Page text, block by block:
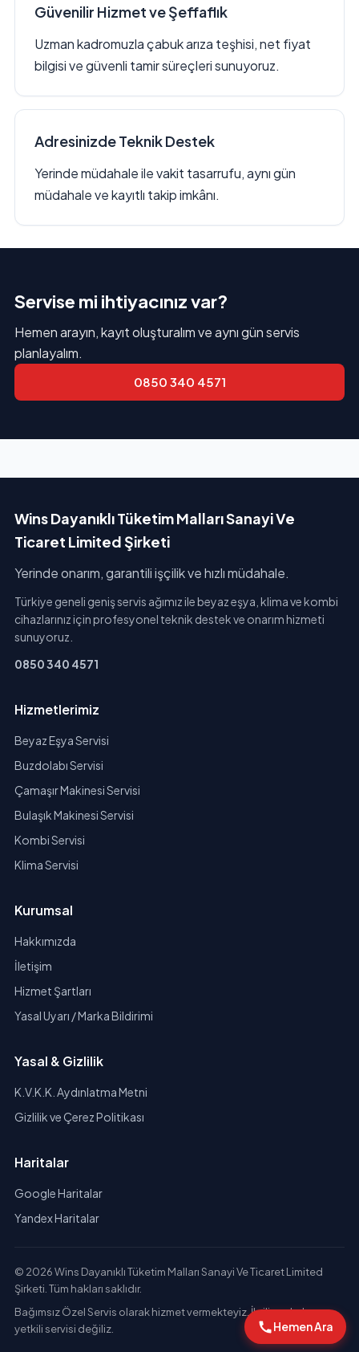
Güvenilir Hizmet ve Şeffaflık
Uzman kadromuzla çabuk arıza teşhisi, net fiyat
bilgisi ve güvenli tamir süreçleri sunuyoruz.
Adresinizde Teknik Destek
Yerinde müdahale ile vakit tasarrufu, aynı gün
müdahale ve kayıtlı takip imkânı.
Servise mi ihtiyacınız var?
Hemen arayın, kayıt oluşturalım ve aynı gün servis
planlayalım.
0850 340 4571
Wins Dayanıklı Tüketim Malları Sanayi Ve
Ticaret Limited Şirketi
Yerinde onarım, garantili işçilik ve hızlı müdahale.
Türkiye geneli geniş servis ağımız ile beyaz eşya, klima ve kombi
cihazlarınız için profesyonel teknik destek ve onarım hizmeti
sunuyoruz.
0850 340 4571
Hizmetlerimiz
Beyaz Eşya Servisi
Buzdolabı Servisi
Çamaşır Makinesi Servisi
Bulaşık Makinesi Servisi
Kombi Servisi
Klima Servisi
Kurumsal
Hakkımızda
İletişim
Hizmet Şartları
Yasal Uyarı / Marka Bildirimi
Yasal & Gizlilik
K.V.K.K. Aydınlatma Metni
Gizlilik ve Çerez Politikası
Haritalar
Google Haritalar
Yandex Haritalar
© 2026 Wins Dayanıklı Tüketim Malları Sanayi Ve Ticaret Limited
Şirketi. Tüm hakları saklıdır.
Bağımsız Özel Servis olarak hizmet vermekteyiz. İlgili markaların
yetkili servisi değiliz.
Hemen Ara